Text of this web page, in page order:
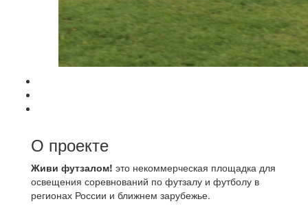
О проекте
Живи футзалом! это некоммерческая площадка для
освещения соревнований по футзалу и футболу в
регионах России и ближнем зарубежье.